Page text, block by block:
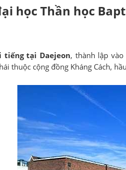
học Thần học
tại Daejeon, thành lập
thuộc cộng đồng Kháng Cách,